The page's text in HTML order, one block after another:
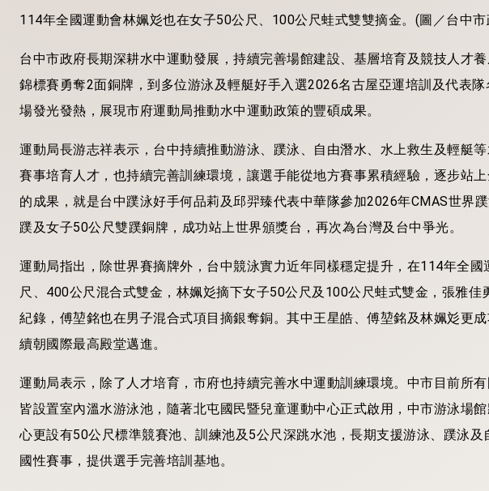
114年全國運動會林姵彣也在女子50公尺、100公尺蛙式雙雙摘金。(圖／台中
台中市政府長期深耕水中運動發展，持續完善場館建設、基層培育及競技人才
錦標賽勇奪2面銅牌，到多位游泳及輕艇好手入選2026名古屋亞運培訓及代表
場發光發熱，展現市府運動局推動水中運動政策的豐碩成果。
運動局長游志祥表示，台中持續推動游泳、蹼泳、自由潛水、水上救生及輕艇
賽事培育人才，也持續完善訓練環境，讓選手能從地方賽事累積經驗，逐步站
的成果，就是台中蹼泳好手何品莉及邱羿臻代表中華隊參加2026年CMAS世界
蹼及女子50公尺雙蹼銅牌，成功站上世界頒獎台，再次為台灣及台中爭光。
運動局指出，除世界賽摘牌外，台中競泳實力近年同樣穩定提升，在114年全
尺、400公尺混合式雙金，林姵彣摘下女子50公尺及100公尺蛙式雙金，張雅佳
紀錄，傅堃銘也在男子混合式項目摘銀奪銅。其中王星皓、傅堃銘及林姵彣更
續朝國際最高殿堂邁進。
運動局表示，除了人才培育，市府也持續完善水中運動訓練環境。中市目前所
皆設置室內溫水游泳池，隨著北屯國民暨兒童運動中心正式啟用，中市游泳場
心更設有50公尺標準競賽池、訓練池及5公尺深跳水池，長期支援游泳、蹼泳
國性賽事，提供選手完善培訓基地。